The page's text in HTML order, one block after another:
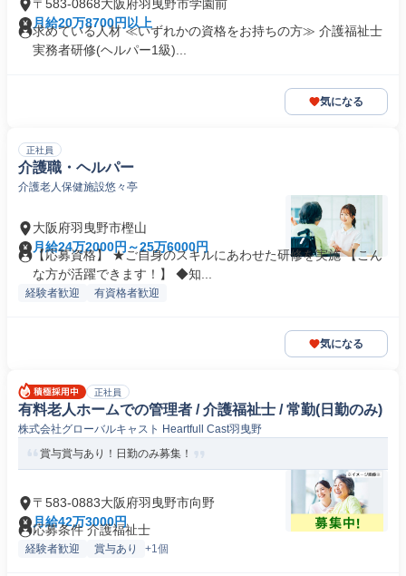
〒583-0868大阪府羽曳野市学園前
月給20万8700円以上
求めている人材 ≪いずれかの資格をお持ちの方≫ 介護福祉士
実務者研修(ヘルパー1級)...
気になる
正社員
介護職・ヘルパー
介護老人保健施設悠々亭
大阪府羽曳野市樫山
月給24万2000円～25万6000円
【応募資格】 ★ご自身のスキルにあわせた研修を実施 【こん
な方が活躍できます！】 ◆知...
経験者歓迎 有資格者歓迎
気になる
正社員
有料老人ホームでの管理者 / 介護福祉士 / 常勤(日勤のみ)
株式会社グローバルキャスト Heartfull Cast羽曳野
賞与賞与あり！日勤のみ募集！
〒583-0883大阪府羽曳野市向野
月給42万3000円
応募条件 介護福祉士
経験者歓迎 賞与あり +1個